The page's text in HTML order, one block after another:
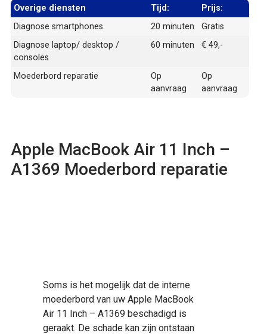
Overige diensten Tijd:
Prijs:
Diagnose smartphones
20 minuten
Gratis
Diagnose laptop/ desktop /
consoles
60 minuten € 49,-
Moederbord reparatie
Op
aanvraag
Op
aanvraag
Apple MacBook Air 11 Inch –
A1369 Moederbord reparatie
Soms is het mogelijk dat de interne
moederbord van uw Apple MacBook
Air 11 Inch – A1369 beschadigd is
geraakt. De schade kan zijn ontstaan